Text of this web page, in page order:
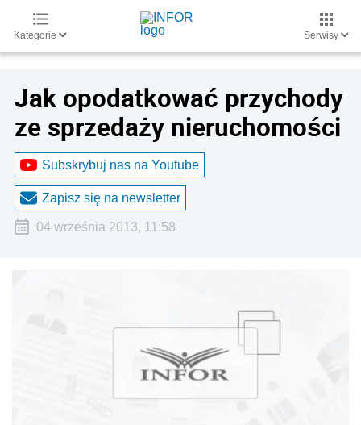
Kategorie Serwisy
Jak opodatkować przychody
ze sprzedaży nieruchomości
Subskrybuj nas na Youtube
Zapisz się na newsletter
04 września 2013, 11:58